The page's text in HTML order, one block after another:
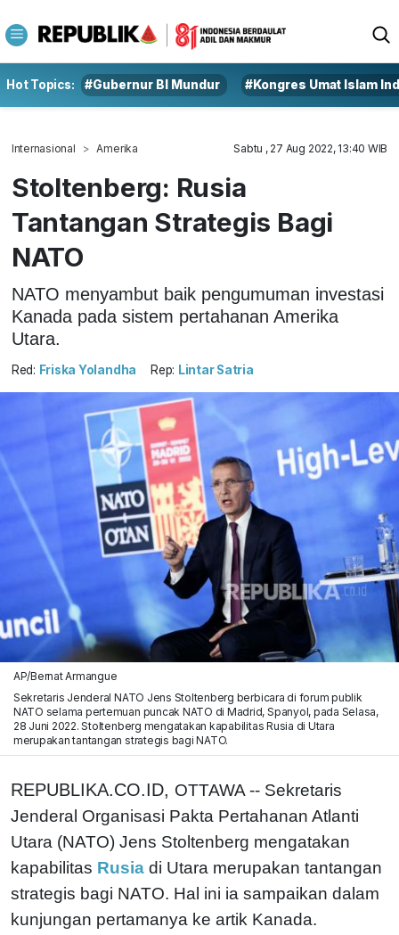
Hot Topics: #Gubernur BI Mundur #Kongres Umat Islam
Internasional Amerika Sabtu , 27 Aug 2022, 13:40 WIB
Stoltenberg: Rusia
Tantangan Strategis Bagi
NATO
NATO menyambut baik pengumuman investasi
Kanada pada sistem pertahanan Amerika
Utara.
Red: Friska Yolandha Rep: Lintar Satria
AP/Bernat Armangue
Sekretaris Jenderal NATO Jens Stoltenberg berbicara di forum publik
NATO selama pertemuan puncak NATO di Madrid, Spanyol, pada Selasa,
28 Juni 2022. Stoltenberg mengatakan kapabilitas Rusia di Utara
merupakan tantangan strategis bagi NATO.
REPUBLIKA.CO.ID, OTTAWA -- Sekretaris
Jenderal Organisasi Pakta Pertahanan Atlanti
Utara (NATO) Jens Stoltenberg mengatakan
kapabilitas Rusia di Utara merupakan tantangan
strategis bagi NATO. Hal ini ia sampaikan dalam
kunjungan pertamanya ke artik Kanada.